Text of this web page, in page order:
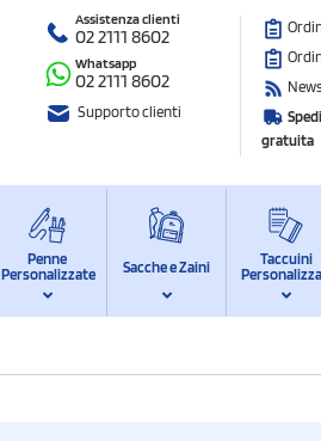
Assistenza clienti
02 2111 8602
Whatsapp
02 2111 8602
Supporto clienti
gratuita
Penne
Personalizzate
Sacche e Zaini
Taccuini